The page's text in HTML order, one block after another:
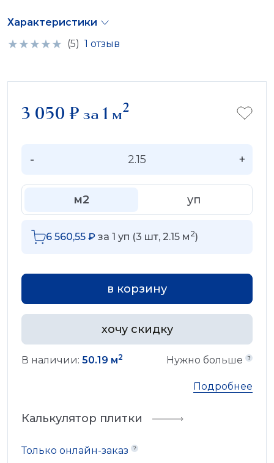
Характеристики
(5) 1 отзыв
3 050 ₽за 1 м2
- +
м2 уп
6 560,55 ₽ за 1 уп (3 шт, 2.15 м 2)
в корзину
хочу скидку
В наличии: 50.19 м2 Нужно больше
Подробнее
Калькулятор плитки
Только онлайн-заказ